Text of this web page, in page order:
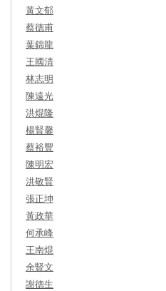
黃文郁
蔡德甫
葉錦龍
王國清
林志明
陳遠光
洪焜隆
楊賢馨
蔡裕豐
陳明宏
洪敬賢
張正坤
黃政華
何承峰
王南焜
余豎文
謝德生